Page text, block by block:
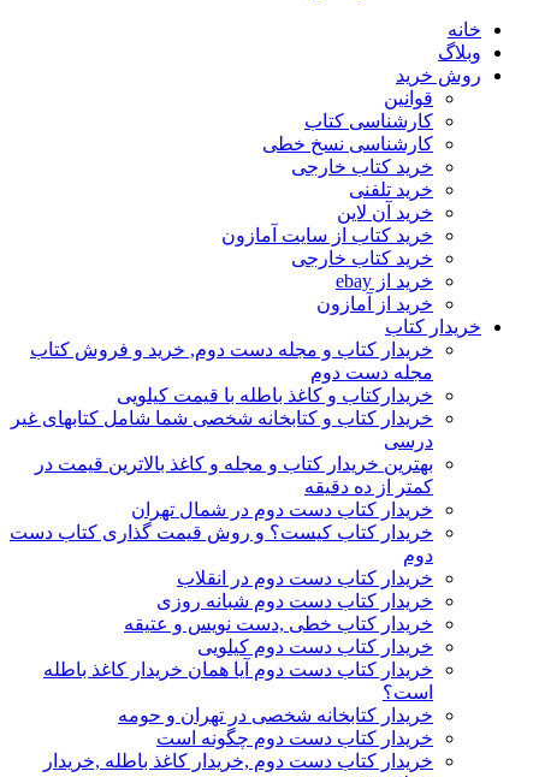
خانه
وبلاگ
روش خرید
قوانین
کارشناسی کتاب
کارشناسی نسخ خطی
خرید کتاب خارجی
خرید تلفنی
خرید آن لاین
خرید کتاب از سایت آمازون
خرید کتاب خارجی
خرید از ebay
خرید از آمازون
خریدار کتاب
خریدار کتاب و مجله دست دوم, خرید و فروش کتاب
مجله دست دوم
خریدارکتاب و کاغذ باطله با قیمت کیلویی
خریدار کتاب و کتابخانه شخصی شما شامل کتابهای غیر
درسی
بهترین خریدار کتاب و مجله و کاغذ بالاترین قیمت در
کمتر از ده دقیقه
خریدار کتاب دست دوم در شمال تهران
خریدار کتاب کیست؟ و روش قیمت گذاری کتاب دست
دوم
خریدار کتاب دست دوم در انقلاب
خریدار کتاب دست دوم شبانه روزی
خریدار کتاب خطی ,دست نویس و عتیقه
خریدار کتاب دست دوم کیلویی
خریدار کتاب دست دوم آیا همان خریدار کاغذ باطله
است؟
خریدار کتابخانه شخصی در تهران و حومه
خریدار کتاب دست دوم چگونه است
خریدار کتاب دست دوم ,خریدار کاغذ باطله ,خریدار